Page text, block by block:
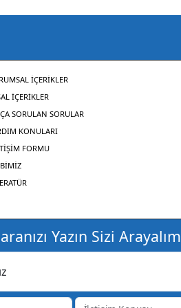
İÇERİKLER
İÇERİKLER
SORULAN SORULAR
KONULARI
FORMU
Yazın Sizi Arayalım